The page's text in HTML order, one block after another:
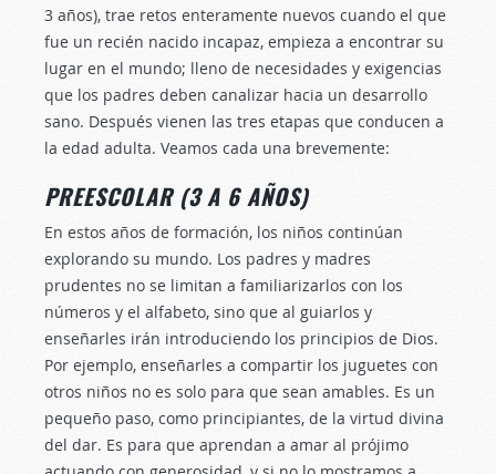
3 años), trae retos enteramente nuevos cuando el que
fue un recién nacido incapaz, empieza a encontrar su
lugar en el mundo; lleno de necesidades y exigencias
que los padres deben canalizar hacia un desarrollo
sano. Después vienen las tres etapas que conducen a
la edad adulta. Veamos cada una brevemente:
PREESCOLAR (3 A 6 AÑOS)
En estos años de formación, los niños continúan
explorando su mundo. Los padres y madres
prudentes no se limitan a familiarizarlos con los
números y el alfabeto, sino que al guiarlos y
enseñarles irán introduciendo los principios de Dios.
Por ejemplo, enseñarles a compartir los juguetes con
otros niños no es solo para que sean amables. Es un
pequeño paso, como principiantes, de la virtud divina
del dar. Es para que aprendan a amar al prójimo